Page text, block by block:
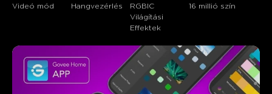
Videó mód Hangvezérlés
RGBIC
Világítási
Effektek
16 millió szín